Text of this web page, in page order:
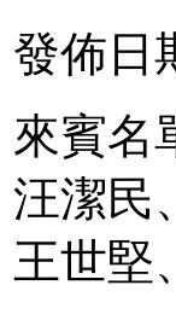
發佈日
來賓名
汪潔民
王世堅